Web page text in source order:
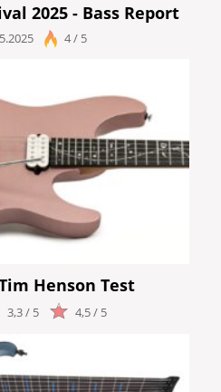
2025 - Bass Report
4 / 5
Henson Test
3,3 / 5 4,5 / 5